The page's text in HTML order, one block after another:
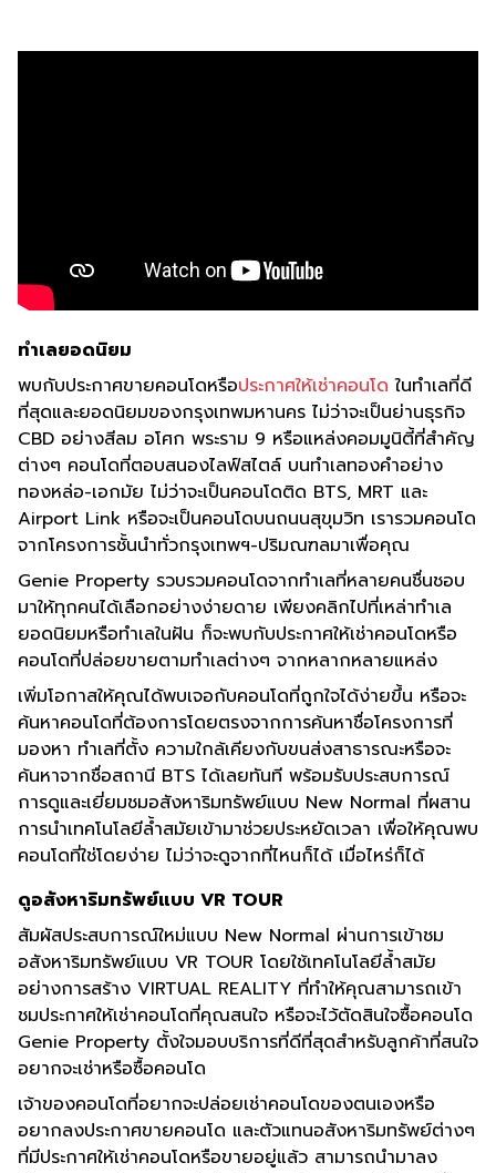
ทำเลยอดนิยม
พบกับประกาศขายคอนโดหรือประกาศให้เช่าคอนโด ในทำเลที่ดี
ที่สุดและยอดนิยมของกรุงเทพมหานคร ไม่ว่าจะเป็นย่านธุรกิจ
CBD อย่างสีลม อโศก พระราม 9 หรือแหล่งคอมมูนิตี้ที่สำคัญ
ต่างๆ คอนโดที่ตอบสนองไลฟ์สไตล์ บนทำเลทองคำอย่าง
ทองหล่อ-เอกมัย ไม่ว่าจะเป็นคอนโดติด BTS, MRT และ
Airport Link หรือจะเป็นคอนโดบนถนนสุขุมวิท เรารวมคอนโด
จากโครงการชั้นนำทั่วกรุงเทพฯ-ปริมณฑลมาเพื่อคุณ
Genie Property รวบรวมคอนโดจากทำเลที่หลายคนชื่นชอบ
มาให้ทุกคนได้เลือกอย่างง่ายดาย เพียงคลิกไปที่เหล่าทำเล
ยอดนิยมหรือทำเลในฝัน ก็จะพบกับประกาศให้เช่าคอนโดหรือ
คอนโดที่ปล่อยขายตามทำเลต่างๆ จากหลากหลายแหล่ง
เพิ่มโอกาสให้คุณได้พบเจอกับคอนโดที่ถูกใจได้ง่ายขึ้น หรือจะ
ค้นหาคอนโดที่ต้องการโดยตรงจากการค้นหาชื่อโครงการที่
มองหา ทำเลที่ตั้ง ความใกล้เคียงกับขนส่งสาธารณะหรือจะ
ค้นหาจากชื่อสถานี BTS ได้เลยทันที พร้อมรับประสบการณ์
การดูและเยี่ยมชมอสังหาริมทรัพย์แบบ New Normal ที่ผสาน
การนำเทคโนโลยีล้ำสมัยเข้ามาช่วยประหยัดเวลา เพื่อให้คุณพบ
คอนโดที่ใช่โดยง่าย ไม่ว่าจะดูจากที่ไหนก็ได้ เมื่อไหร่ก็ได้
ดูอสังหาริมทรัพย์แบบ VR TOUR
สัมผัสประสบการณ์ใหม่แบบ New Normal ผ่านการเข้าชม
อสังหาริมทรัพย์แบบ VR TOUR โดยใช้เทคโนโลยีล้ำสมัย
อย่างการสร้าง VIRTUAL REALITY ที่ทำให้คุณสามารถเข้า
ชมประกาศให้เช่าคอนโดที่คุณสนใจ หรือจะไว้ตัดสินใจซื้อคอนโด
Genie Property ตั้งใจมอบบริการที่ดีที่สุดสำหรับลูกค้าที่สนใจ
อยากจะเช่าหรือซื้อคอนโด
เจ้าของคอนโดที่อยากจะปล่อยเช่าคอนโดของตนเองหรือ
อยากลงประกาศขายคอนโด และตัวแทนอสังหาริมทรัพย์ต่างๆ
ที่มีประกาศให้เช่าคอนโดหรือขายอยู่แล้ว สามารถนำมาลง